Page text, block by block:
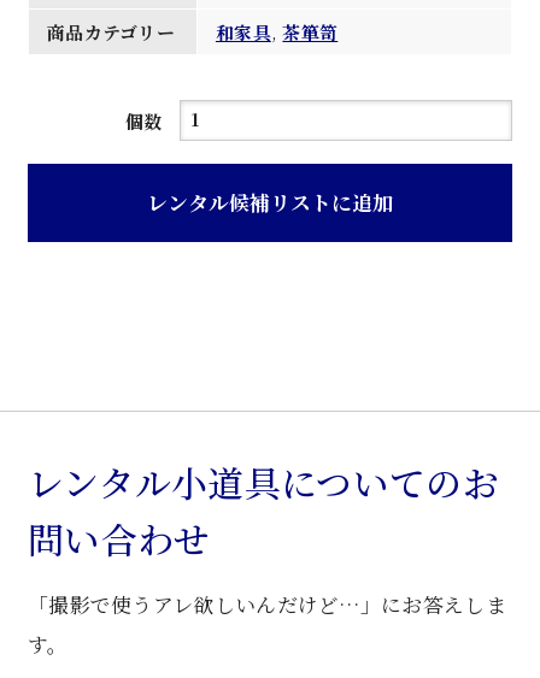
商品カテゴリー
和家具,茶箪笥
個数
茶
前
個
レンタル候補リストに追加
レンタル小道具についてのお
問い合わせ
「撮影で使うアレ欲しいんだけど…」にお答えしま
す。